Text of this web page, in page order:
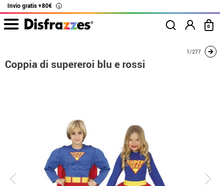
Invio gratis +80€ i
0
Coppia di supereroi blu e rossi
1/277
Coppia di supereroi blu e rossi